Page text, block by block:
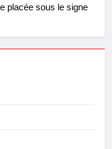
placée sous le signe